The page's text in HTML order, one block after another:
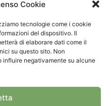
Cookie
tecnologie come i cookie
del dispositivo. Il
di elaborare dati come il
su questo sito. Non
influire negativamente su alcune
il quale si accede alla
intervento